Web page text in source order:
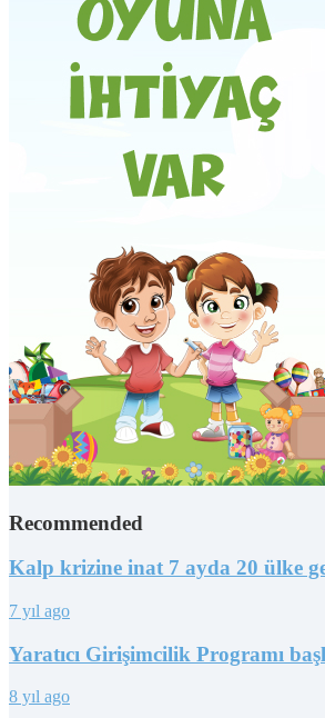
Recommended
Kalp krizine inat 7 ayda 20 ülke
7 yıl ago
Yaratıcı Girişimcilik Programı
8 yıl ago